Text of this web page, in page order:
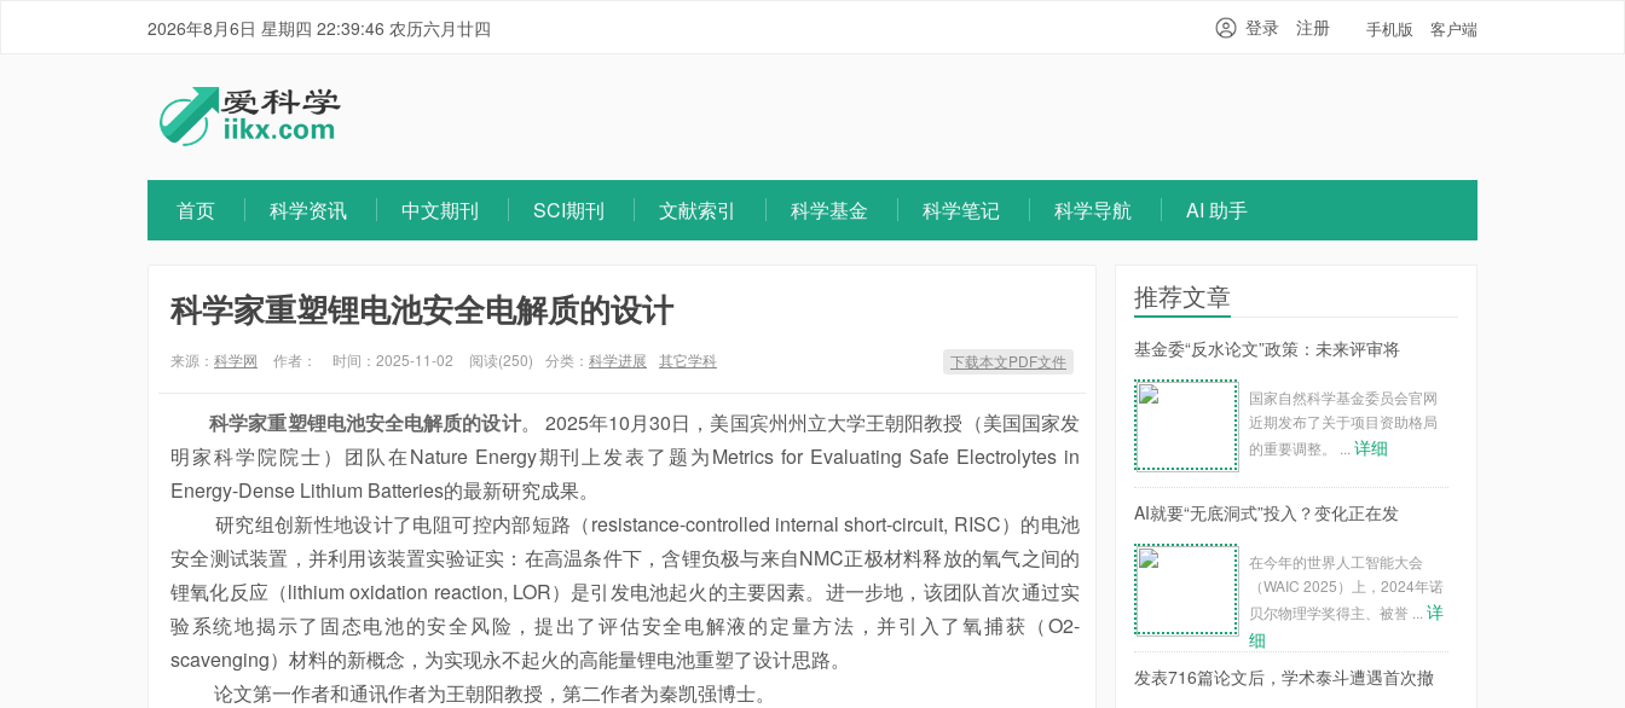
2026年8月6日 星期四 22:39:46 农历六月廿四 手机版 客户端
登录 注册
首页 科学资讯 中文期刊 SCI期刊 文献索引 科学基金 科学笔记 科学导航 AI 助手
科学家重塑锂电池安全电解质的设计
来源： 科学网 作者： 时间：2025-11-02 阅读(250) 分类： 科学进展 其它学科 下载本文PDF文件
科学家重塑锂电池安全电解质的设计。 2025年10月30日，美国宾州州立大学王朝阳教授（美国国家发
明家科学院院士）团队在Nature Energy期刊上发表了题为Metrics for Evaluating Safe Electrolytes in
Energy-Dense Lithium Batteries的最新研究成果。
研究组创新性地设计了电阻可控内部短路（resistance-controlled internal short-circuit, RISC）的电池
安全测试装置，并利用该装置实验证实：在高温条件下，含锂负极与来自NMC正极材料释放的氧气之间的
锂氧化反应（lithium oxidation reaction, LOR）是引发电池起火的主要因素。进一步地，该团队首次通过实
验系统地揭示了固态电池的安全风险，提出了评估安全电解液的定量方法，并引入了氧捕获（O2-
scavenging）材料的新概念，为实现永不起火的高能量锂电池重塑了设计思路。
论文第一作者和通讯作者为王朝阳教授，第二作者为秦凯强博士。
推荐文章
基金委“反水论文”政策：未来评审将
国家自然科学基金委员会官网
近期发布了关于项目资助格局
的重要调整。 ... 详细
AI就要“无底洞式”投入？变化正在发
在今年的世界人工智能大会
（WAIC 2025）上，2024年诺
贝尔物理学奖得主、被誉 ... 详
细
发表716篇论文后，学术泰斗遭遇首次撤